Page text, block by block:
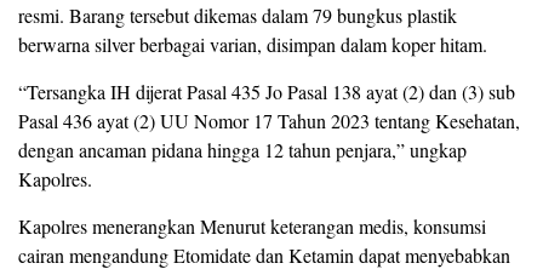
resmi. Barang tersebut dikemas dalam 79 bungkus plastik
berwarna silver berbagai varian, disimpan dalam koper hitam.
“Tersangka IH dijerat Pasal 435 Jo Pasal 138 ayat (2) dan (3) sub
Pasal 436 ayat (2) UU Nomor 17 Tahun 2023 tentang Kesehatan,
dengan ancaman pidana hingga 12 tahun penjara,” ungkap
Kapolres.
Kapolres menerangkan Menurut keterangan medis, konsumsi
cairan mengandung Etomidate dan Ketamin dapat menyebabkan